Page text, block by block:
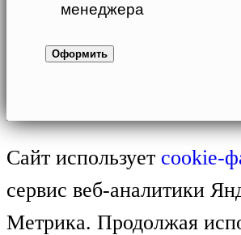
менеджера
Сайт использует cookie-
сервис веб-аналитики
Метрика. Продолжая